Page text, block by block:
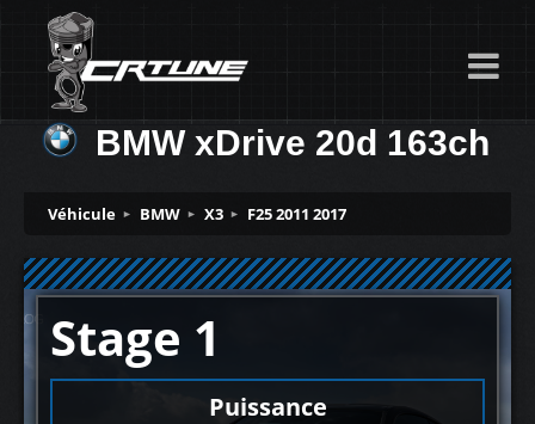
BMW xDrive 20d 163ch
Véhicule BMW X3 F25 2011 2017
Stage 1
Puissance